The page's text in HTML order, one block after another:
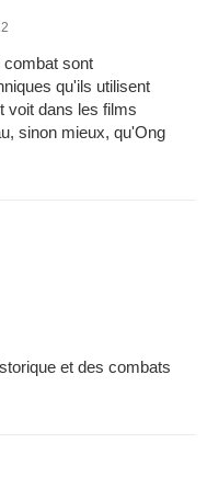
combat sont
qu'ils utilisent
voit dans les films
sinon mieux, qu'Ong
et des combats